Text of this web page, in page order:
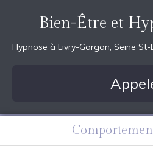
Bien-Être et
Hypnose à Livry-Gargan, Seine St-